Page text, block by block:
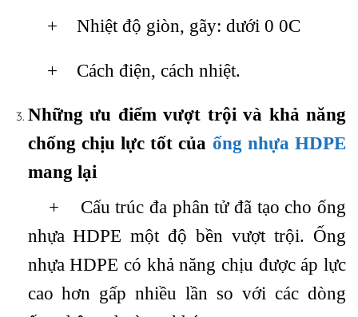
+ Nhiệt độ giòn, gãy: dưới 0 0C
+ Cách điện, cách nhiệt.
Những ưu điểm vượt trội và khả năng
chống chịu lực tốt của ống nhựa HDPE
mang lại
+ Cấu trúc đa phân tử đã tạo cho ống
nhựa HDPE một độ bền vượt trội. Ống
nhựa HDPE có khả năng chịu được áp lực
cao hơn gấp nhiều lần so với các dòng